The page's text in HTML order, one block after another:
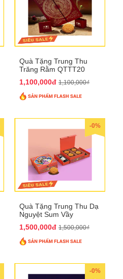
Quà Tặng Trung Thu
Trăng Rằm QTTT20
1,100,000đ 1,100,000₫
-0%
Quà Tặng Trung Thu Dạ
Nguyệt Sum Vầy
1,500,000đ 1,500,000₫
-0%